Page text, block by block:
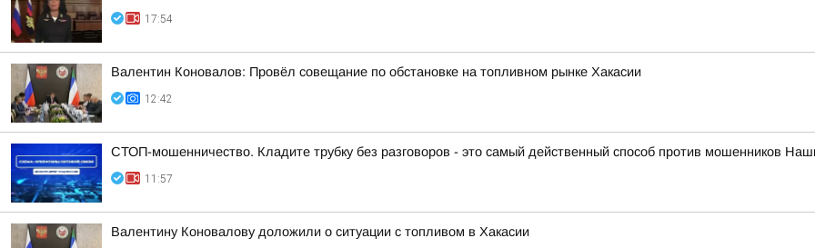
17:54
Валентин Коновалов: Провёл совещание по обстановке на топливном рынке Хакасии
12:42
СТОП-мошенничество. Кладите трубку без разговоров - это самый действенный способ против мошенников
11:57
Валентину Коновалову доложили о ситуации с топливом в Хакасии